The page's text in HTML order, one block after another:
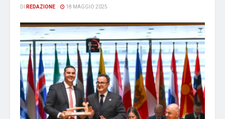
DI REDAZIONE 18 MAGGIO 2025